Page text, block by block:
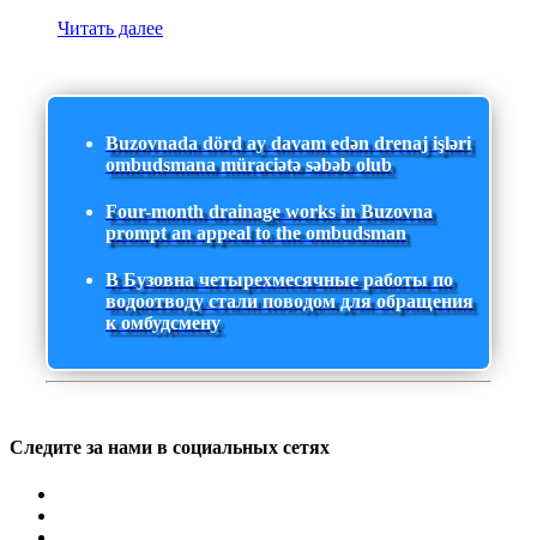
Читать далее
Buzovnada dörd ay davam edən drenaj işləri
ombudsmana müraciətə səbəb olub
Four-month drainage works in Buzovna
prompt an appeal to the ombudsman
В Бузовна четырехмесячные работы по
водоотводу стали поводом для обращения
к омбудсмену
Следите за нами в социальных сетях